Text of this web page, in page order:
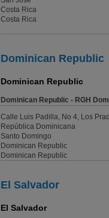
Costa Rica
Costa Rica
Dominican Republic
Dominican Republic
Dominican Republic - RGH
Calle Luis Padilla, No 4, Los
República Dominicana
Santo Domingo
Dominican Republic
Dominican Republic
El Salvador
El Salvador